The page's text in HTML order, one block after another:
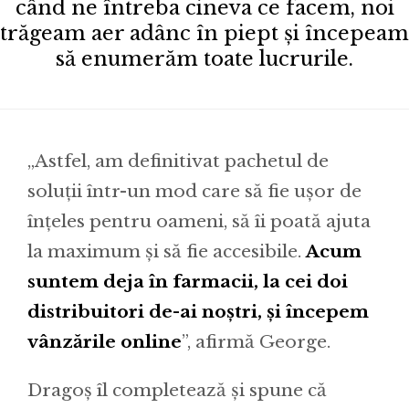
când ne întreba cineva ce facem, noi
trăgeam aer adânc în piept și începeam
să enumerăm toate lucrurile.
„Astfel, am definitivat pachetul de
soluții într-un mod care să fie ușor de
înțeles pentru oameni, să îi poată ajuta
la maximum și să fie accesibile.Acum
suntem deja în farmacii, la cei doi
distribuitori de-ai noștri, și începem
vânzările online”, afirmă George.
Dragoș îl completează și spune că